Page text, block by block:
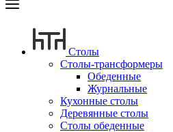
Столы
Столы-трансформеры
Обеденные
Журнальные
Кухонные столы
Деревянные столы
Столы обеденные